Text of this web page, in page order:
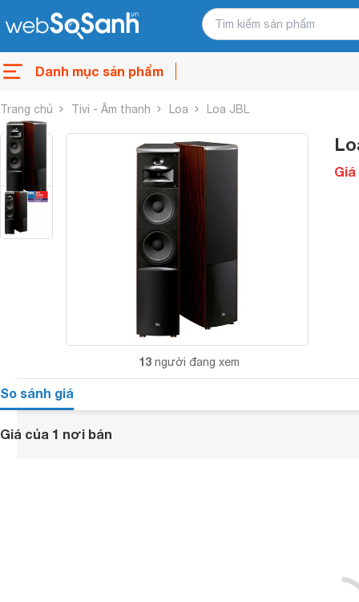
Danh mục sản phẩm
Trang chủ Tivi - Âm thanh Loa Loa JBL
13 người đang xem
Giá
So sánh giá
Giá của 1 nơi bán